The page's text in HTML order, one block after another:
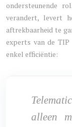
ondersteunende
verandert, levert
aftrekbaarheid te
experts van de
enkel efficiëntie:
alleen